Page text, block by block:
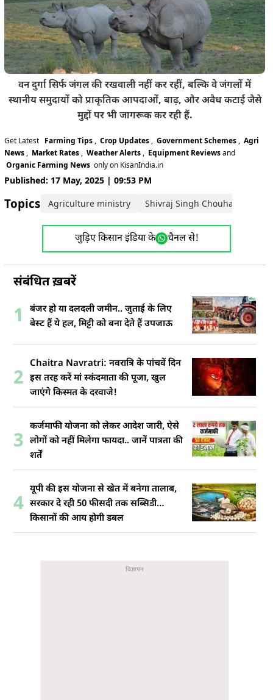
वन दुर्गा सिर्फ जंगल की रखवाली नहीं कर रहीं, बल्कि वे जंगलों में
स्थानीय समुदायों को प्राकृतिक आपदाओं, बाढ़, और अवैध कटाई जैसे
मुद्दों पर भी जागरूक कर रही हैं.
Get Latest Farming Tips , Crop Updates , Government Schemes , Agri
News , Market Rates , Weather Alerts , Equipment Reviewsand
Organic Farming News only on KisanIndia.in
Published: 17 May, 2025 | 09:53 PM
Topics: Agriculture ministry Shivraj Singh Chouhan
जुड़िए किसान इंडिया के चैनल से!
संबंधित ख़बरें
1
बंजर हो या दलदली जमीन.. जुताई के लिए
बेस्ट हैं ये हल, मिट्टी को बना देते हैं उपजाऊ
2
Chaitra Navratri: नवरात्रि के पांचवें दिन
इस तरह करें मां स्कंदमाता की पूजा, खुल
जाएंगे किस्मत के दरवाजे!
3
कर्जमाफी योजना को लेकर आदेश जारी, ऐसे
लोगों को नहीं मिलेगा फायदा.. जानें पात्रता की
शर्तें
4
यूपी की इस योजना से खेत में बनेगा तालाब,
सरकार दे रही 50 फीसदी तक सब्सिडी…
किसानों की आय होगी डबल